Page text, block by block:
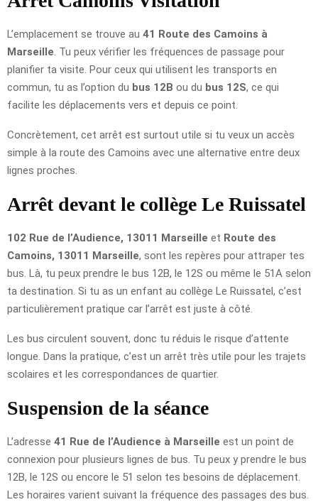
L’emplacement se trouve au 41 Route des Camoins à
Marseille . Tu peux vérifier les fréquences de passage pour
planifier ta visite. Pour ceux qui utilisent les transports en
commun, tu as l’option du bus 12B ou du bus 12S, ce qui
facilite les déplacements vers et depuis ce point.
Concrètement, cet arrêt est surtout utile si tu veux un accès
simple à la route des Camoins avec une alternative entre deux
lignes proches.
Arrêt devant le collège Le Ruissatel
102 Rue de l’Audience, 13011 Marseille et Route des
Camoins, 13011 Marseille, sont les repères pour attraper tes
bus. Là, tu peux prendre le bus 12B, le 12S ou même le 51A selon
ta destination. Si tu as un enfant au collège Le Ruissatel, c’est
particulièrement pratique car l’arrêt est juste à côté.
Les bus circulent souvent, donc tu réduis le risque d’attente
longue. Dans la pratique, c’est un arrêt très utile pour les trajets
scolaires et les correspondances de quartier.
Suspension de la séance
L’adresse 41 Rue de l’Audience à Marseille est un point de
connexion pour plusieurs lignes de bus. Tu peux y prendre le bus
12B, le 12S ou encore le 51 selon tes besoins de déplacement.
Les horaires varient suivant la fréquence des passages des bus.